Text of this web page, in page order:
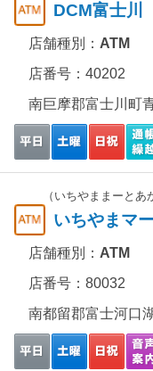
DCM富士川
店舗種別： ATM
店番号：40202
南巨摩郡富士川町
（いちやままーと
いちやまマ
店舗種別： ATM
店番号：80032
南都留郡富士河口